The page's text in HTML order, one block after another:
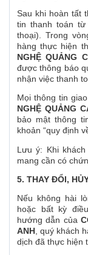
Sau khi hoàn tất
tin thanh toán
thoại). Trong
hàng thực hiện
NGHỆ QUẢNG
được thông báo
nhận việc thanh
Mọi thông tin
NGHỆ QUẢNG
bảo mật thông
khoản “quy định
Lưu ý: Khi
mang cần có
5. THAY ĐỔI,
Nếu không hài
hoặc bất kỳ
hướng dẫn của
ANH, quý khách
dịch đã thực hiện